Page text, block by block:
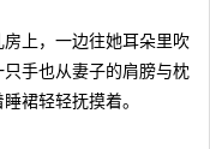
上，一边往她耳朵里吹
手也从妻子的肩膀与枕
裙轻轻抚摸着。